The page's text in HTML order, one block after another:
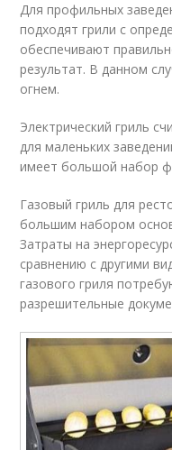
Для профильных
подходят грили с
обеспечивают
результат. В данном
огнем.
Электрический гриль
для маленьких
имеет большой набор
Газовый гриль для
большим набором
Затраты на
сравнению с другими
газового гриля
разрешительные